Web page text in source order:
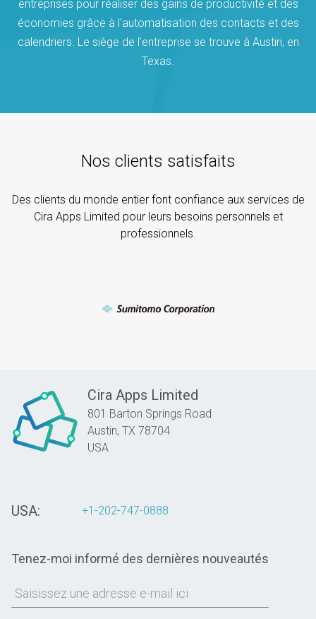
entreprises pour réaliser des gains de productivité et des
économies grâce à l'automatisation des contacts et des
calendriers. Le siège de l'entreprise se trouve à Austin, en
Texas.
Nos clients satisfaits
Des clients du monde entier font confiance aux services de
Cira Apps Limited pour leurs besoins personnels et
professionnels.
Cira Apps Limited
801 Barton Springs Road
Austin, TX 78704
USA
USA: +1-202-747-0888
Tenez-moi informé des dernières nouveautés